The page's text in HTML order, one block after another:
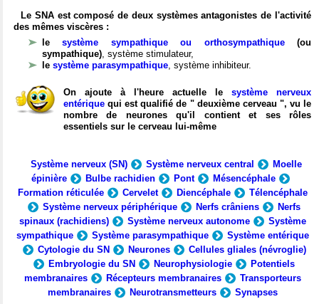
Le SNA est composé de deux systèmes antagonistes de l'activité
des mêmes viscères :
lesystème sympathique ou orthosympathique(ou
sympathique), système stimulateur,
le système parasympathique, système inhibiteur.
On ajoute à l'heure actuelle le système nerveux
entérique qui est qualifié de " deuxième cerveau ", vu le
nombre de neurones qu'il contient et ses rôles
essentiels sur le cerveau lui-même
Système nerveux (SN) Système nerveux central
Moelle
épinière
Bulbe rachidien Pont
Mésencéphale
Formation réticulée
Cervelet Diencéphale
Télencéphale
Système nerveux périphérique
Nerfs crâniens
Nerfs
spinaux (rachidiens)
Système nerveux autonome
Système
sympathique
Système parasympathique
Système entérique
Cytologie du SN
Neurones
Cellules gliales (névroglie)
Embryologie du SN
Neurophysiologie
Potentiels
membranaires
Récepteurs membranaires
Transporteurs
membranaires
Neurotransmetteurs Synapses